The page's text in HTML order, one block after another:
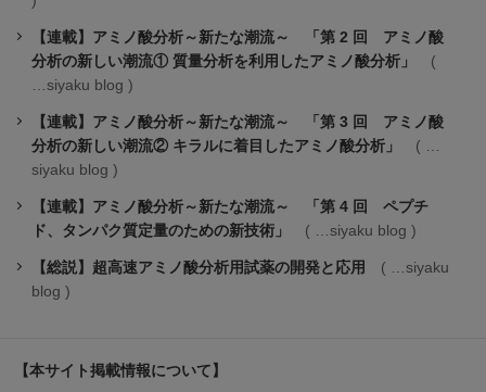
【連載】アミノ酸分析～新たな潮流～ 「第 2 回 アミノ酸
分析の新しい潮流① 質量分析を利用したアミノ酸分析」
siyaku blog
【連載】アミノ酸分析～新たな潮流～ 「第 3 回 アミノ酸
分析の新しい潮流② キラルに着目したアミノ酸分析」
siyaku blog
【連載】アミノ酸分析～新たな潮流～ 「第 4 回 ペプチ
ド、タンパク質定量のための新技術」
siyaku blog
【総説】超高速アミノ酸分析用試薬の開発と応用
siyaku
blog
【本サイト掲載情報について】